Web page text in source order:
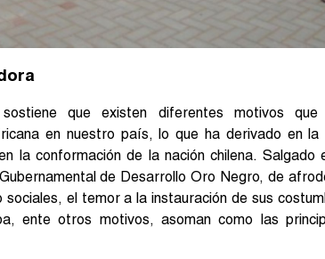
que existen diferentes motivos
en nuestro país, lo que ha derivado en la
la conformación de la nación chilena. Salgado
de Desarrollo Oro Negro, de
el temor a la instauración de sus
ente otros motivos, asoman como las